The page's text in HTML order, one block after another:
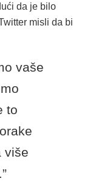
da je bilo
misli da bi
vaše
to
više